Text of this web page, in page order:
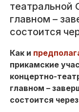
театральной
главном –
состоится
Как и
прикамские
концертно-
главном –
состоится